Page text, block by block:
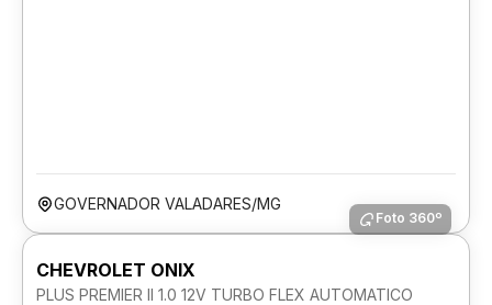
GOVERNADOR VALADARES/MG
Foto 360º
CHEVROLET ONIX
PLUS PREMIER II 1.0 12V TURBO FLEX AUTOMATICO